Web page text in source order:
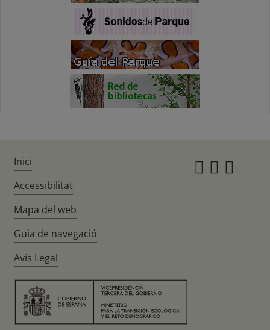
Inici
Accessibilitat
Mapa del web
Guia de navegació
Avís Legal